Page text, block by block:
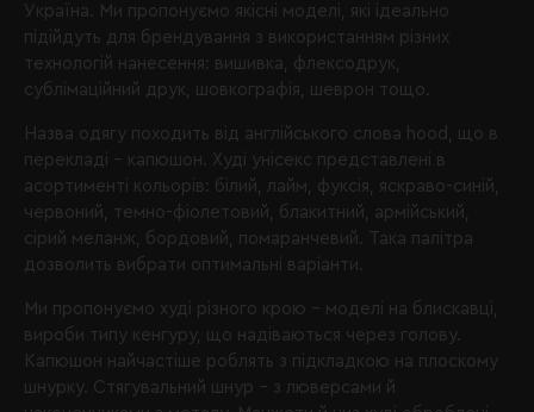
Україна. Ми пропонуємо якісні моделі, які ідеально
підійдуть для брендування з використанням різних
технологій нанесення: вишивка, флексодрук,
сублімаційний друк, шовкографія, шеврон тощо.
Назва одягу походить від англійського слова hood, що в
перекладі – капюшон. Худі унісекс представлені в
асортименті кольорів: білий, лайм, фуксія, яскраво-синій,
червоний, темно-фіолетовий, блакитний, армійський,
сірий меланж, бордовий, помаранчевий. Така палітра
дозволить вибрати оптимальні варіанти.
Ми пропонуємо худі різного крою – моделі на блискавці,
вироби типу кенгуру, що надіваються через голову.
Капюшон найчастіше роблять з підкладкою на плоскому
шнурку. Стягувальний шнур – з люверсами й